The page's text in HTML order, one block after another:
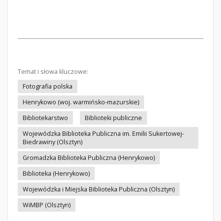
Temat i słowa kluczowe:
Fotografia polska
Henrykowo (woj. warmińsko-mazurskie)
Bibliotekarstwo
Biblioteki publiczne
Wojewódzka Biblioteka Publiczna im. Emilii Sukertowej-
Biedrawiny (Olsztyn)
Gromadzka Biblioteka Publiczna (Henrykowo)
Biblioteka (Henrykowo)
Wojewódzka i Miejska Biblioteka Publiczna (Olsztyn)
WiMBP (Olsztyn)